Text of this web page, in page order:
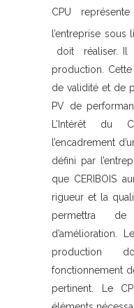
CPU
l’entreprise sous
doit réaliser. Il
production.
de validité et de
PV de
L’Intérêt du
l’encadrement
défini par
que CERIBOIS
rigueur et la
permettra
d’amélioration.
production
fonctionnement
pertinent. Le